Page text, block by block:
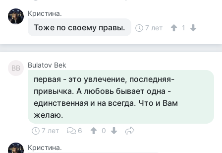
Кристина.
Тоже по своему правы. 7 лет 1
BB Bulatov Bek
первая - это увлечение, последняя-
привычка. А любовь бывает одна -
единственная и на всегда. Что и Вам
желаю.
7 лет 6
0
Кристина.